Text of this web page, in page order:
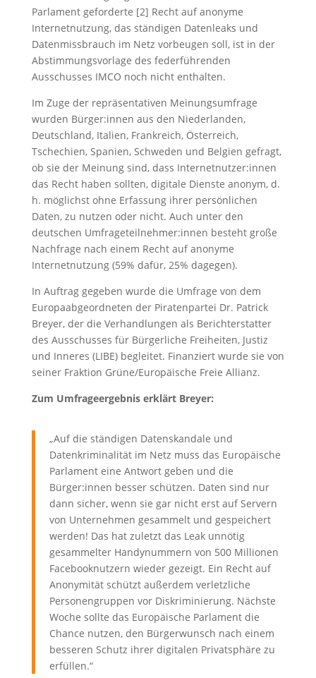
Parlament geforderte [2] Recht auf anonyme
Internetnutzung, das ständigen Datenleaks und
Datenmissbrauch im Netz vorbeugen soll, ist in der
Abstimmungsvorlage des federführenden
Ausschusses IMCO noch nicht enthalten.
Im Zuge der repräsentativen Meinungsumfrage
wurden Bürger:innen aus den Niederlanden,
Deutschland, Italien, Frankreich, Österreich,
Tschechien, Spanien, Schweden und Belgien gefragt,
ob sie der Meinung sind, dass Internetnutzer:innen
das Recht haben sollten, digitale Dienste anonym, d.
h. möglichst ohne Erfassung ihrer persönlichen
Daten, zu nutzen oder nicht. Auch unter den
deutschen Umfrageteilnehmer:innen besteht große
Nachfrage nach einem Recht auf anonyme
Internetnutzung (59% dafür, 25% dagegen).
In Auftrag gegeben wurde die Umfrage von dem
Europaabgeordneten der Piratenpartei Dr. Patrick
Breyer, der die Verhandlungen als Berichterstatter
des Ausschusses für Bürgerliche Freiheiten, Justiz
und Inneres (LIBE) begleitet. Finanziert wurde sie von
seiner Fraktion Grüne/Europäische Freie Allianz.
Zum Umfrageergebnis erklärt Breyer:
„Auf die ständigen Datenskandale und
Datenkriminalität im Netz muss das Europäische
Parlament eine Antwort geben und die
Bürger:innen besser schützen. Daten sind nur
dann sicher, wenn sie gar nicht erst auf Servern
von Unternehmen gesammelt und gespeichert
werden! Das hat zuletzt das Leak unnötig
gesammelter Handynummern von 500 Millionen
Facebooknutzern wieder gezeigt. Ein Recht auf
Anonymität schützt außerdem verletzliche
Personengruppen vor Diskriminierung. Nächste
Woche sollte das Europäische Parlament die
Chance nutzen, den Bürgerwunsch nach einem
besseren Schutz ihrer digitalen Privatsphäre zu
erfüllen.“